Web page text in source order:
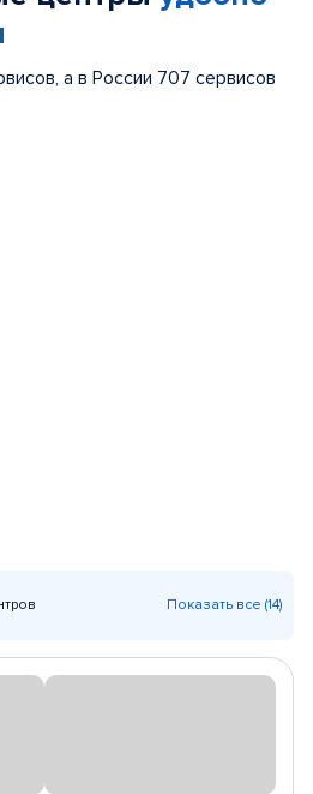
а в России 707 сервисов
Показать все (14)